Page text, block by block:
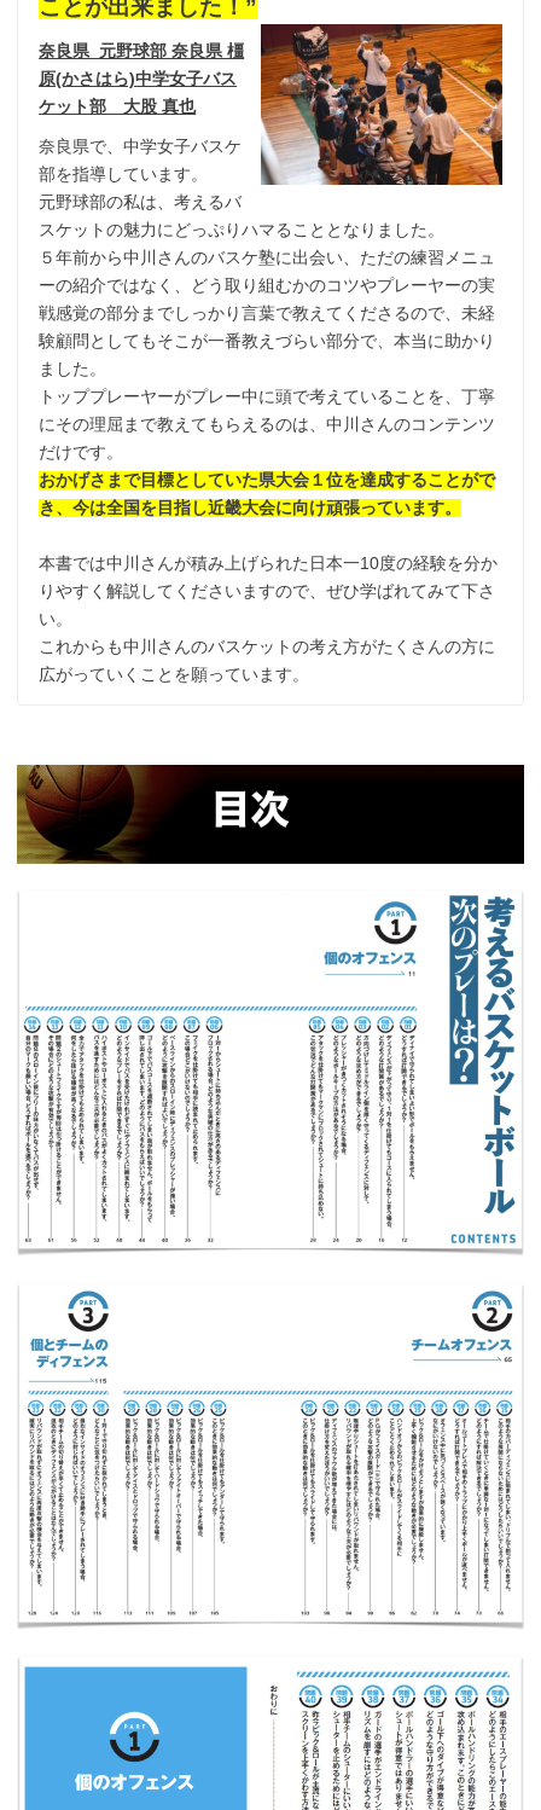
ことが出来ました！”
奈良県 元野球部 奈良県 橿
原(かさはら)中学女子バス
ケット部 大股 真也
奈良県で、中学女子バスケ
部を指導しています。
元野球部の私は、考えるバ
スケットの魅力にどっぷりハマることとなりました。
５年前から中川さんのバスケ塾に出会い、ただの練習メニュ
ーの紹介ではなく、どう取り組むかのコツやプレーヤーの実
戦感覚の部分までしっかり言葉で教えてくださるので、未経
験顧問としてもそこが一番教えづらい部分で、本当に助かり
ました。
トッププレーヤーがプレー中に頭で考えていることを、丁寧
にその理屈まで教えてもらえるのは、中川さんのコンテンツ
だけです。
おかげさまで目標としていた県大会１位を達成することがで
き、今は全国を目指し近畿大会に向け頑張っています。
本書では中川さんが積み上げられた日本一10度の経験を分か
りやすく解説してくださいますので、ぜひ学ばれてみて下さ
い。
これからも中川さんのバスケットの考え方がたくさんの方に
広がっていくことを願っています。